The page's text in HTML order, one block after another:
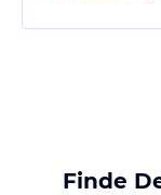
Finde